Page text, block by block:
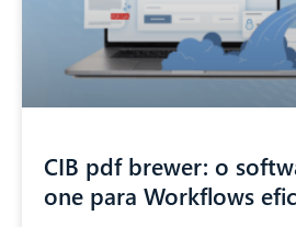
CIB pdf brewer: o
one para Workflows